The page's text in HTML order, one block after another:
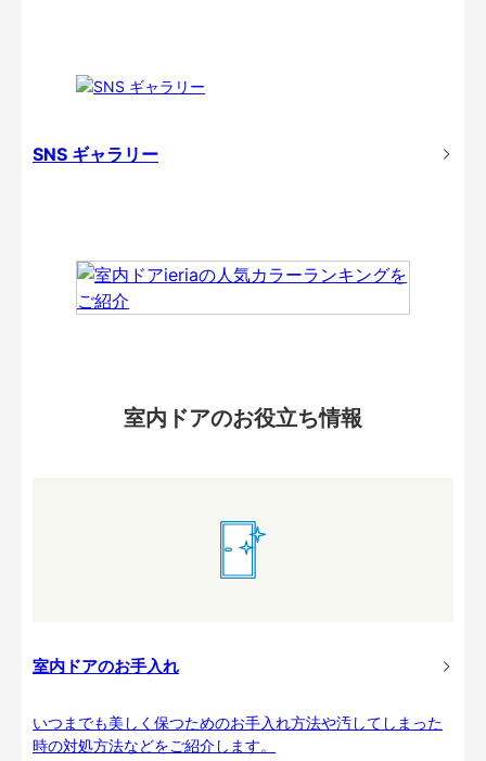
SNS ギャラリー
室内ドアのお役立ち情報
室内ドアのお手入れ
いつまでも美しく保つためのお手入れ方法や汚してしまった
時の対処方法などをご紹介します。